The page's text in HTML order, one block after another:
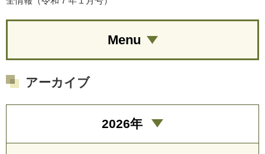
Menu
アーカイブ
2026年